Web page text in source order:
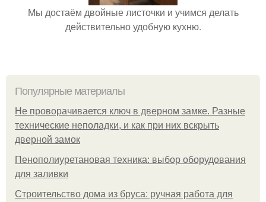
Мы достаём двойные листочки и учимся делать
действительно удобную кухню.
Популярные материалы
Не проворачивается ключ в дверном замке. Разные
технические неполадки, и как при них вскрыть
дверной замок
Пенополиуретановая техника: выбор оборудования
для заливки
Строительство дома из бруса: ручная работа для